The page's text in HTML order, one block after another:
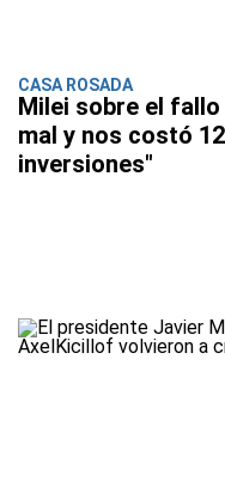
CASA ROSADA
Milei sobre el fallo
mal y nos costó
inversiones"